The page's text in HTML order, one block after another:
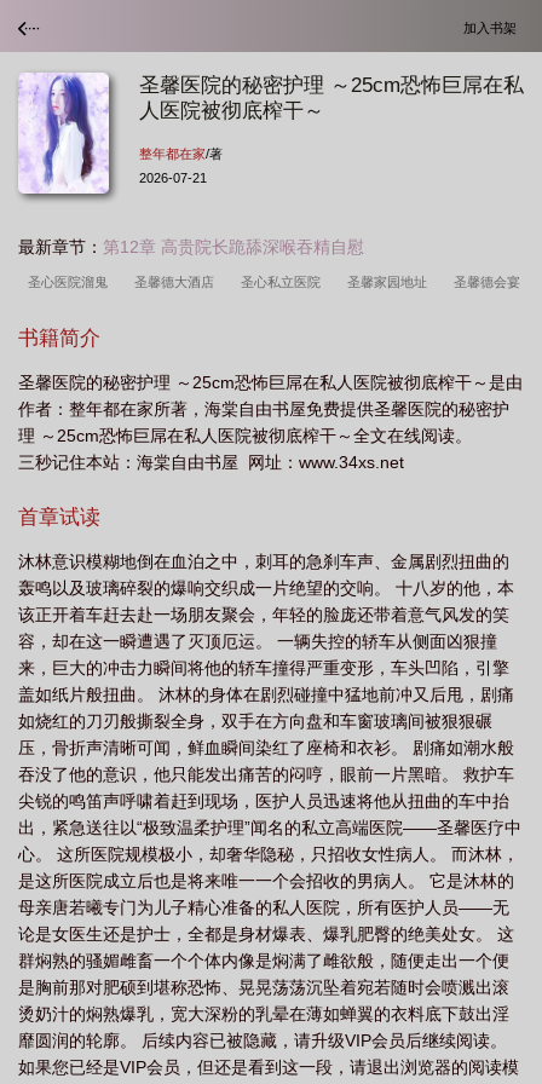
加入书架
圣馨医院的秘密护理 ～25cm恐怖巨屌在私
人医院被彻底榨干～
整年都在家/著
2026-07-21
最新章节： 第12章 高贵院长跪舔深喉吞精自慰
圣心医院溜鬼 圣馨德大酒店 圣心私立医院 圣馨家园地址 圣馨德会宴
的原型 圣馨德大酒店怎么样
事 圣馨医院护理全集哪里看 圣心医院简介 圣心医院女神像 圣心医院故
事背景 圣心医院剧情 圣心医院诈尸病床 内测圣心医院二楼的人 圣心医
疗美容医院 圣馨康是怎么加盟的 圣心医院主治什么病
的故事 圣心医院灵异事件
心医院女医生沉地 圣心医院密室 圣心医院是公立还是私立 圣馨医院在线阅
读 圣鑫医院的秘密护理 圣心医院 圣心医院恐怖电影 圣馨医院秘密未删
减版的简介和背景 圣心医疗整形医院 圣心医院是私立医院吗 圣心病
院 圣馨德大酒店老板是谁 圣心医院恐怖故事 圣心医院背景故事揭秘
心医院恐怖故事视频
书籍简介
圣馨医院的秘密护理 ～25cm恐怖巨屌在私人医院被彻底榨干～是由
作者：整年都在家所著，海棠自由书屋免费提供圣馨医院的秘密护
理 ～25cm恐怖巨屌在私人医院被彻底榨干～全文在线阅读。
三秒记住本站：海棠自由书屋 网址：www.34xs.net
首章试读
沐林意识模糊地倒在血泊之中，刺耳的急刹车声、金属剧烈扭曲的
轰鸣以及玻璃碎裂的爆响交织成一片绝望的交响。 十八岁的他，本
该正开着车赶去赴一场朋友聚会，年轻的脸庞还带着意气风发的笑
容，却在这一瞬遭遇了灭顶厄运。 一辆失控的轿车从侧面凶狠撞
来，巨大的冲击力瞬间将他的轿车撞得严重变形，车头凹陷，引擎
盖如纸片般扭曲。 沐林的身体在剧烈碰撞中猛地前冲又后甩，剧痛
如烧红的刀刃般撕裂全身，双手在方向盘和车窗玻璃间被狠狠碾
压，骨折声清晰可闻，鲜血瞬间染红了座椅和衣衫。 剧痛如潮水般
吞没了他的意识，他只能发出痛苦的闷哼，眼前一片黑暗。 救护车
尖锐的鸣笛声呼啸着赶到现场，医护人员迅速将他从扭曲的车中抬
出，紧急送往以“极致温柔护理”闻名的私立高端医院——圣馨医疗中
心。 这所医院规模极小，却奢华隐秘，只招收女性病人。 而沐林，
是这所医院成立后也是将来唯一一个会招收的男病人。 它是沐林的
母亲唐若曦专门为儿子精心准备的私人医院，所有医护人员——无
论是女医生还是护士，全都是身材爆表、爆乳肥臀的绝美处女。 这
群焖熟的骚媚雌畜一个个体内像是焖满了雌欲般，随便走出一个便
是胸前那对肥硕到堪称恐怖、晃晃荡荡沉坠着宛若随时会喷溅出滚
烫奶汁的焖熟爆乳，宽大深粉的乳晕在薄如蝉翼的衣料底下鼓出淫
靡圆润的轮廓。 后续内容已被隐藏，请升级VIP会员后继续阅读。
如果您已经是VIP会员，但还是看到这一段，请退出浏览器的阅读模